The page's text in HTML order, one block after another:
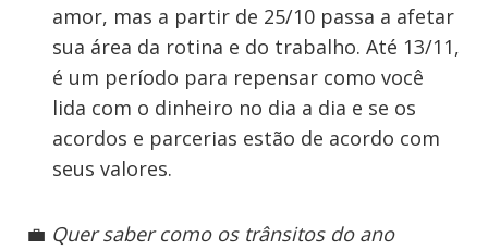
amor, mas a partir de 25/10 passa a afetar
sua área da rotina e do trabalho. Até 13/11,
é um período para repensar como você
lida com o dinheiro no dia a dia e se os
acordos e parcerias estão de acordo com
seus valores.
💼 Quer saber como os trânsitos do ano